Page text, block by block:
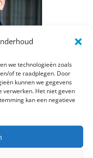
we technologieën zoals
of te raadplegen. Door
kunnen we gegevens
verwerken. Het niet geven
kan een negatieve